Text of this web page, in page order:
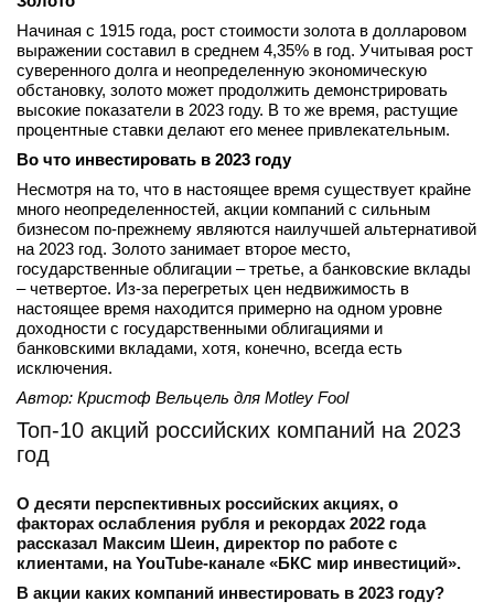
Начиная с 1915 года, рост стоимости золота в долларовом
выражении составил в среднем 4,35% в год. Учитывая рост
суверенного долга и неопределенную экономическую
обстановку, золото может продолжить демонстрировать
высокие показатели в 2023 году. В то же время, растущие
процентные ставки делают его менее привлекательным.
Во что инвестировать в 2023 году
Несмотря на то, что в настоящее время существует крайне
много неопределенностей, акции компаний с сильным
бизнесом по-прежнему являются наилучшей альтернативой
на 2023 год. Золото занимает второе место,
государственные облигации – третье, а банковские вклады
– четвертое. Из-за перегретых цен недвижимость в
настоящее время находится примерно на одном уровне
доходности с государственными облигациями и
банковскими вкладами, хотя, конечно, всегда есть
исключения.
Автор: Кристоф Вельцель для Motley Fool
Топ-10 акций российских компаний на 2023
год
О десяти перспективных российских акциях, о
факторах ослабления рубля и рекордах 2022 года
рассказал Максим Шеин, директор по работе с
клиентами, на YouTube-канале «БКС мир инвестиций».
В акции каких компаний инвестировать в 2023 году?